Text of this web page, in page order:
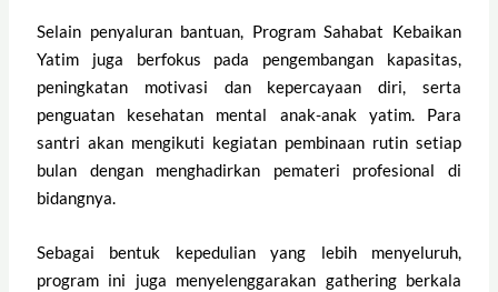
Selain penyaluran bantuan, Program Sahabat Kebaikan
Yatim juga berfokus pada pengembangan kapasitas,
peningkatan motivasi dan kepercayaan diri, serta
penguatan kesehatan mental anak-anak yatim. Para
santri akan mengikuti kegiatan pembinaan rutin setiap
bulan dengan menghadirkan pemateri profesional di
bidangnya.
Sebagai bentuk kepedulian yang lebih menyeluruh,
program ini juga menyelenggarakan gathering berkala